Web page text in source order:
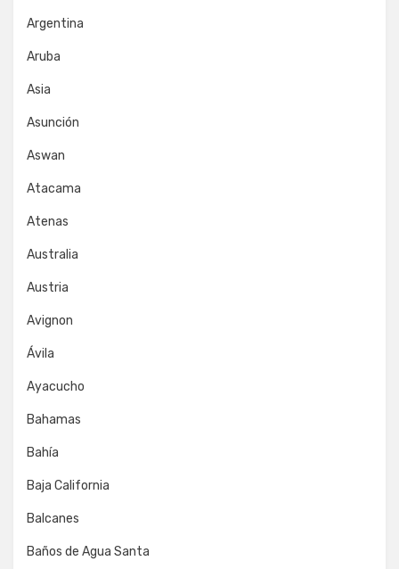
Argentina
Aruba
Asia
Asunción
Aswan
Atacama
Atenas
Australia
Austria
Avignon
Ávila
Ayacucho
Bahamas
Bahía
Baja California
Balcanes
Baños de Agua Santa